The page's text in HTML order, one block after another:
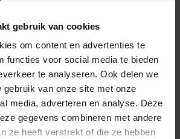
gebruik van cookies
om content en advertenties te
functies voor social media te bieden
te analyseren. Ook delen we
gebruik van onze site met onze
media, adverteren en analyse. Deze
gegevens combineren met andere
ze heeft verstrekt of die ze hebben
goed bij:
in voeten, benen en armen